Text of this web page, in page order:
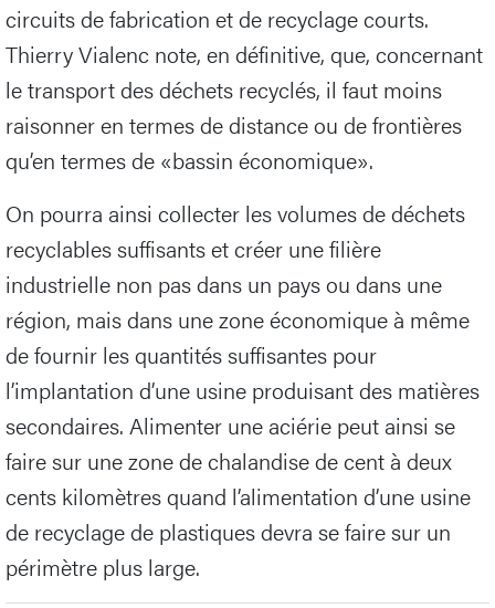
circuits de fabrication et de recyclage courts.
Thierry Vialenc note, en définitive, que, concernant
le transport des déchets recyclés, il faut moins
raisonner en termes de distance ou de frontières
qu’en termes de «bassin économique».
On pourra ainsi collecter les volumes de déchets
recyclables suffisants et créer une filière
industrielle non pas dans un pays ou dans une
région, mais dans une zone économique à même
de fournir les quantités suffisantes pour
l’implantation d’une usine produisant des matières
secondaires. Alimenter une aciérie peut ainsi se
faire sur une zone de chalandise de cent à deux
cents kilomètres quand l’alimentation d’une usine
de recyclage de plastiques devra se faire sur un
périmètre plus large.